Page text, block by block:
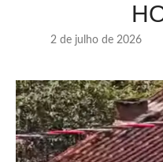
2 de julho de 2026